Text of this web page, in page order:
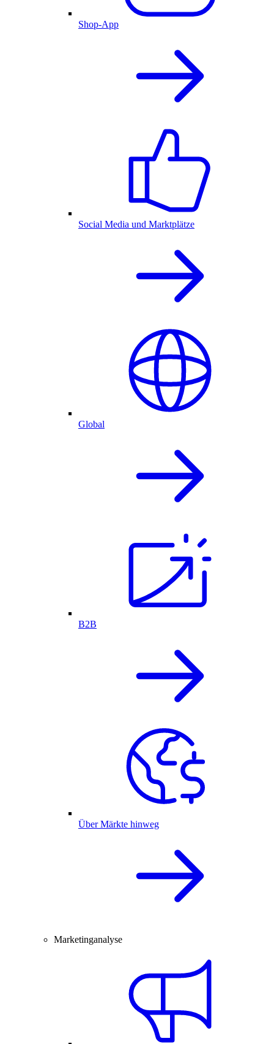
Shop-App
Social Media und Marktplätze
Global
B2B
Über Märkte hinweg
Marketinganalyse